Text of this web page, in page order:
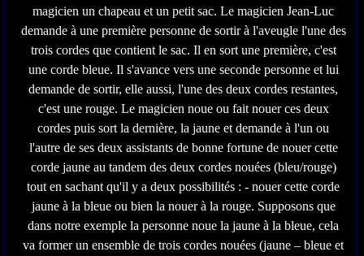
magicien un chapeau et un petit sac. Le magicien Jean-Luc
demande à une première personne de sortir à l'aveugle l'une des
trois cordes que contient le sac. Il en sort une première, c'est
une corde bleue. Il s'avance vers une seconde personne et lui
demande de sortir, elle aussi, l'une des deux cordes restantes,
c'est une rouge. Le magicien noue ou fait nouer ces deux
cordes puis sort la dernière, la jaune et demande à l'un ou
l'autre de ses deux assistants de bonne fortune de nouer cette
corde jaune au tandem des deux cordes nouées (bleu/rouge)
tout en sachant qu'il y a deux possibilités : - nouer cette corde
jaune à la bleue ou bien la nouer à la rouge. Supposons que
dans notre exemple la personne noue la jaune à la bleue, cela
va former un ensemble de trois cordes nouées (jaune – bleue et